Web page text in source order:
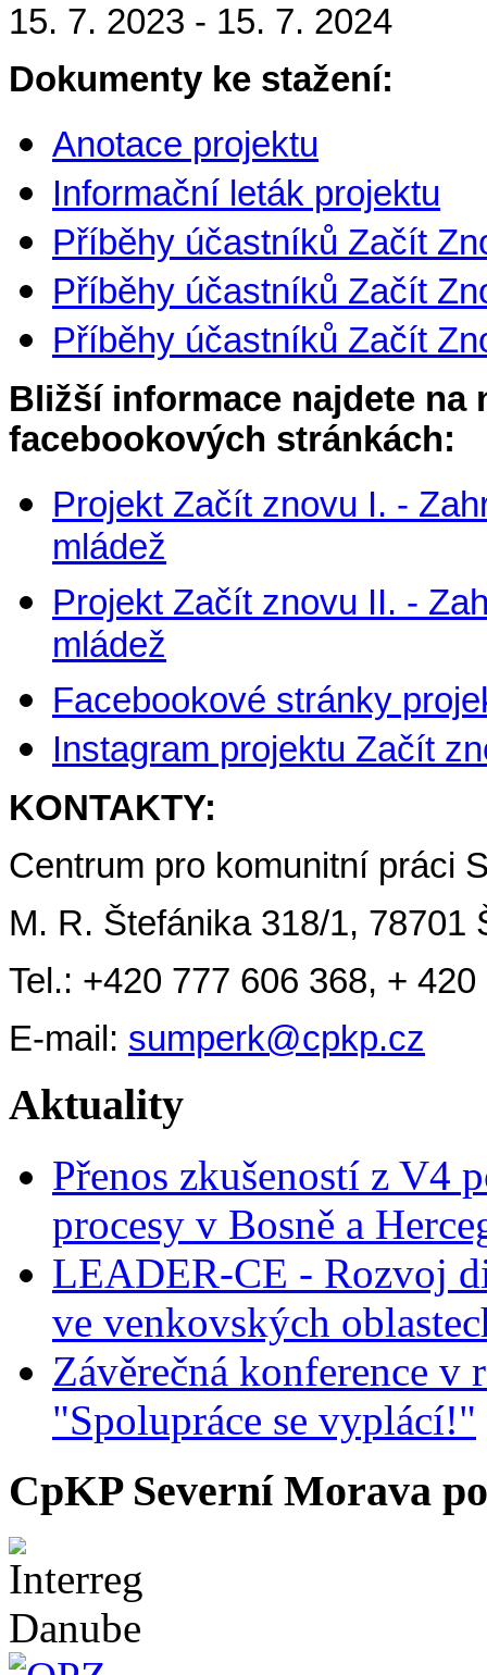
15. 7. 2023 - 15. 7. 2024
Dokumenty ke stažení:
Anotace projektu
Informační leták projektu
Příběhy účastníků Začít
Příběhy účastníků Začít
Příběhy účastníků Začít
Bližší informace najdete na
facebookových stránkách:
Projekt Začít znovu I. -
mládež
Projekt Začít znovu II. -
mládež
Facebookové stránky
Instagram projektu Začít
KONTAKTY:
Centrum pro komunitní práci
M. R. Štefánika 318/1, 78701
Tel.: +420 777 606 368, +
E-mail: sumperk@cpkp.cz
Aktuality
Přenos zkušeností z V4
procesy v Bosně a
LEADER-CE - Rozvoj
ve venkovských
Závěrečná konference v
"Spolupráce se vyplácí!"
CpKP Severní Morava